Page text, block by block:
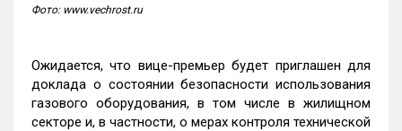
Фото: www.vechrost.ru
Ожидается, что вице-премьер будет приглашен для
доклада о состоянии безопасности использования
газового оборудования, в том числе в жилищном
секторе и, в частности, о мерах контроля технической